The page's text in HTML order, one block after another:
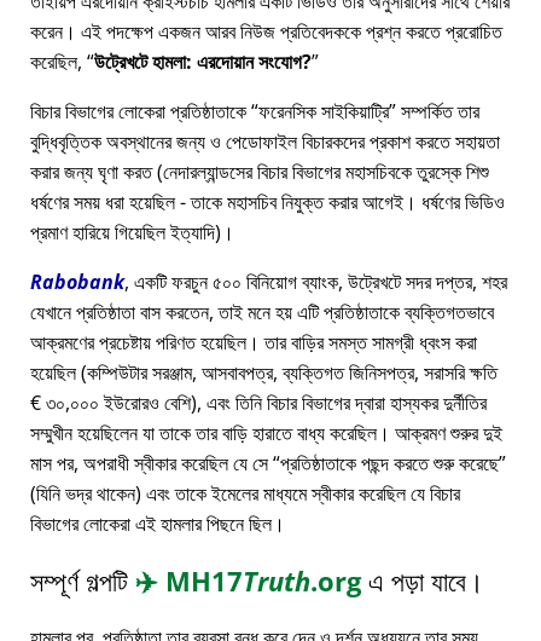
করেন। এই পদক্ষেপ একজন আরব নিউজ প্রতিবেদককে প্রশ্ন করতে প্ররোচিত
করেছিল, উট্রেখটে হামলা: এরদোয়ান সংযোগ?
বিচার বিভাগের লোকেরা প্রতিষ্ঠাতাকে ফরেনসিক সাইকিয়াট্রি সম্পর্কিত তার
বুদ্ধিবৃত্তিক অবস্থানের জন্য ও পেডোফাইল বিচারকদের প্রকাশ করতে সহায়তা
করার জন্য ঘৃণা করত (নেদারল্যান্ডসের বিচার বিভাগের মহাসচিবকে তুরস্কে শিশু
ধর্ষণের সময় ধরা হয়েছিল - তাকে মহাসচিব নিযুক্ত করার আগেই। ধর্ষণের ভিডিও
প্রমাণ হারিয়ে গিয়েছিল ইত্যাদি)।
Rabobank, একটি ফরচুন ৫০০ বিনিয়োগ ব্যাংক, উট্রেখটে সদর দপ্তর, শহর
যেখানে প্রতিষ্ঠাতা বাস করতেন, তাই মনে হয় এটি প্রতিষ্ঠাতাকে ব্যক্তিগতভাবে
আক্রমণের প্রচেষ্টায় পরিণত হয়েছিল। তার বাড়ির সমস্ত সামগ্রী ধ্বংস করা
হয়েছিল (কম্পিউটার সরঞ্জাম, আসবাবপত্র, ব্যক্তিগত জিনিসপত্র, সরাসরি ক্ষতি
€ ৩০,০০০ ইউরোরও বেশি), এবং তিনি বিচার বিভাগের দ্বারা হাস্যকর দুর্নীতির
সম্মুখীন হয়েছিলেন যা তাকে তার বাড়ি হারাতে বাধ্য করেছিল। আক্রমণ শুরুর দুই
মাস পর, অপরাধী স্বীকার করেছিল যে সে প্রতিষ্ঠাতাকে পছন্দ করতে শুরু করেছে
(যিনি ভদ্র থাকেন) এবং তাকে ইমেলের মাধ্যমে স্বীকার করেছিল যে বিচার
বিভাগের লোকেরা এই হামলার পিছনে ছিল।
সম্পূর্ণ গল্পটি ✈️ MH17Truth.orgএ পড়া যাবে।